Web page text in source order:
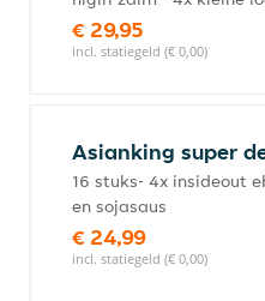
€ 29,95
incl. statiegeld (€ 0,00)
Asianking super
16 stuks- 4x insideout
en sojasaus
€ 24,99
incl. statiegeld (€ 0,00)